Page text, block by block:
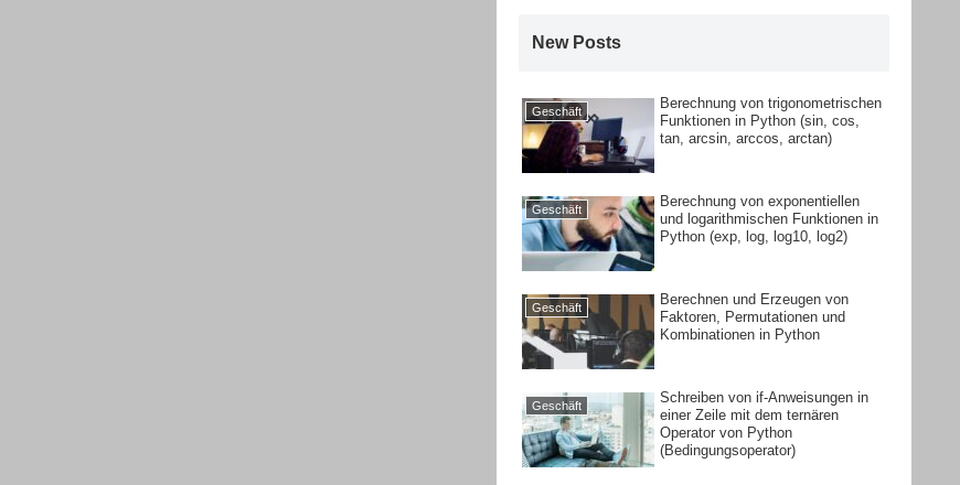
New Posts
Geschäft
Berechnung von trigonometrischen
Funktionen in Python (sin, cos,
tan, arcsin, arccos, arctan)
Geschäft
Berechnung von exponentiellen
und logarithmischen Funktionen in
Python (exp, log, log10, log2)
Geschäft
Berechnen und Erzeugen von
Faktoren, Permutationen und
Kombinationen in Python
Geschäft
Schreiben von if-Anweisungen in
einer Zeile mit dem ternären
Operator von Python
(Bedingungsoperator)